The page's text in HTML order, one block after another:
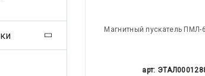
Магнитный пускатель ПМЛ-
арт: